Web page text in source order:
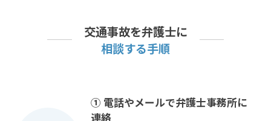
交通事故を弁護士に
相談する手順
① 電話やメールで弁護士事務所に
連絡